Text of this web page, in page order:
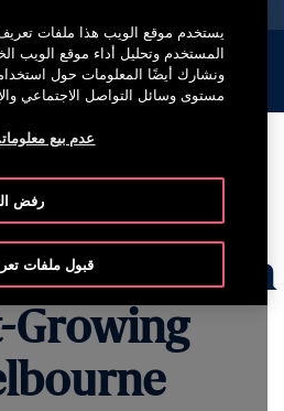
a
Building
Growing
يستخدم موقع الويب هذا ملفات تعريف
المستخدم وتحليل أداء موقع الويب
ونشارك أيضًا المعلومات حول
مستوى وسائل التواصل الاجتماعي
عدم بيع
رفض
قبول ملفات